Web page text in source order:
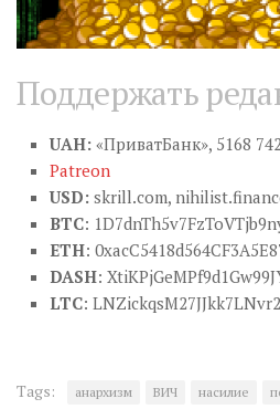
Поддержать
UAH: «ПриватБанк», 5168
Patreon
USD: skrill.com,
BTC:
ETH:
DASH:
LTC:
Tags: анархизм ВИЧ насилие